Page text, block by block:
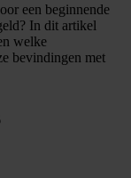
een beginnende
In dit artikel
welke
bevindingen met